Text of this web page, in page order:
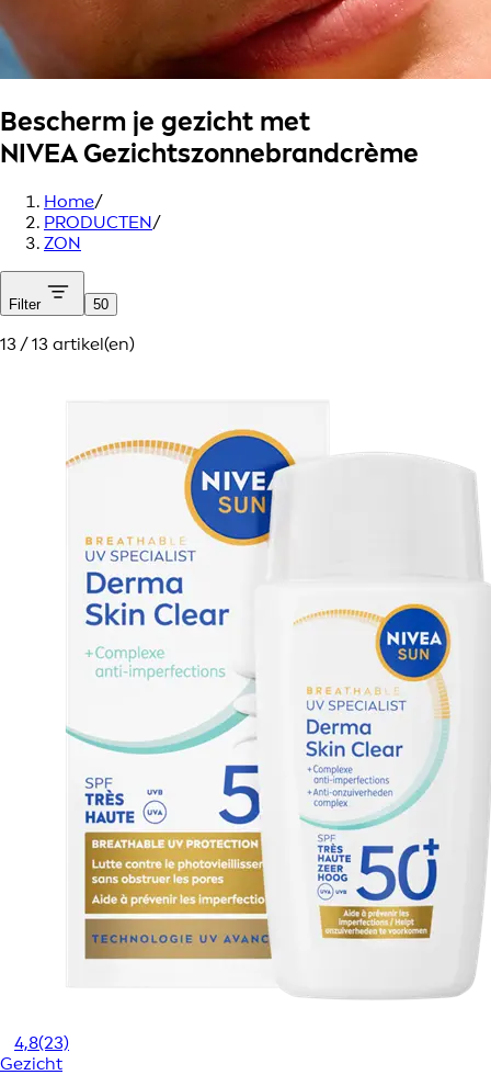
Bescherm je gezicht met
NIVEA Gezichtszonnebrandcrème
Home/
PRODUCTEN/
ZON
Filter 50
13 / 13 artikel(en)
4,8(23)
Gezicht